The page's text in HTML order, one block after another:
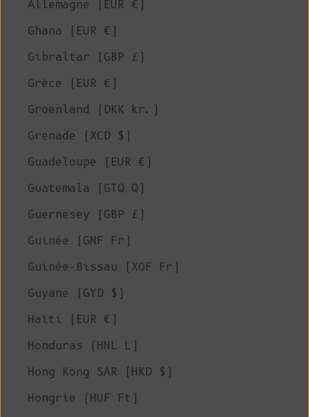
Allemagne (EUR €)
Ghana (EUR €)
Gibraltar (GBP £)
Grèce (EUR €)
Groenland (DKK kr.)
Grenade (XCD $)
Guadeloupe (EUR €)
Guatemala (GTQ Q)
Guernesey (GBP £)
Guinée (GNF Fr)
Guinée-Bissau (XOF Fr)
Guyane (GYD $)
Haïti (EUR €)
Honduras (HNL L)
Hong Kong SAR (HKD $)
Hongrie (HUF Ft)